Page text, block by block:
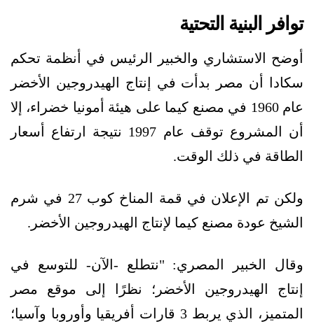
توافر البنية التحتية
أوضح الاستشاري والخبير الرئيس في أنظمة تحكم
سكادا أن مصر بدأت في إنتاج الهيدروجين الأخضر
عام 1960 في مصنع كيما على هيئة أمونيا خضراء، إلا
أن المشروع توقف عام 1997 نتيجة ارتفاع أسعار
الطاقة في ذلك الوقت.
ولكن تم الإعلان في قمة المناخ كوب 27 في شرم
الشيخ عودة مصنع كيما لإنتاج الهيدروجين الأخضر.
وقال الخبير المصري: "نتطلع -الآن- للتوسع في
إنتاج الهيدروجين الأخضر؛ نظرًا إلى موقع مصر
المتميز، الذي يربط 3 قارات أفريقيا وأوروبا وآسيا؛